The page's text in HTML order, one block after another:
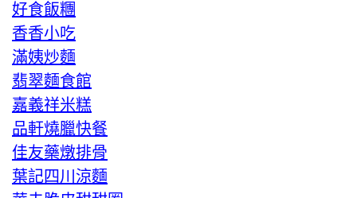
好食飯糰
香香小吃
滿姨炒麵
翡翠麵食館
嘉義祥米糕
品軒燒臘快餐
佳友藥燉排骨
葉記四川涼麵